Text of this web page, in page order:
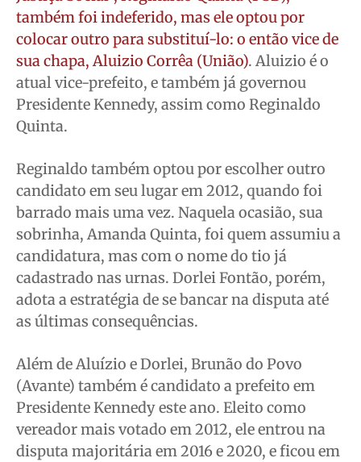
também foi indeferido, mas ele optou por
colocar outro para substituí-lo: o então vice de
sua chapa, Aluizio Corrêa (União). Aluizio é o
atual vice-prefeito, e também já governou
Presidente Kennedy, assim como Reginaldo
Quinta.
Reginaldo também optou por escolher outro
candidato em seu lugar em 2012, quando foi
barrado mais uma vez. Naquela ocasião, sua
sobrinha, Amanda Quinta, foi quem assumiu a
candidatura, mas com o nome do tio já
cadastrado nas urnas. Dorlei Fontão, porém,
adota a estratégia de se bancar na disputa até
as últimas consequências.
Além de Aluízio e Dorlei, Brunão do Povo
(Avante) também é candidato a prefeito em
Presidente Kennedy este ano. Eleito como
vereador mais votado em 2012, ele entrou na
disputa majoritária em 2016 e 2020, e ficou em